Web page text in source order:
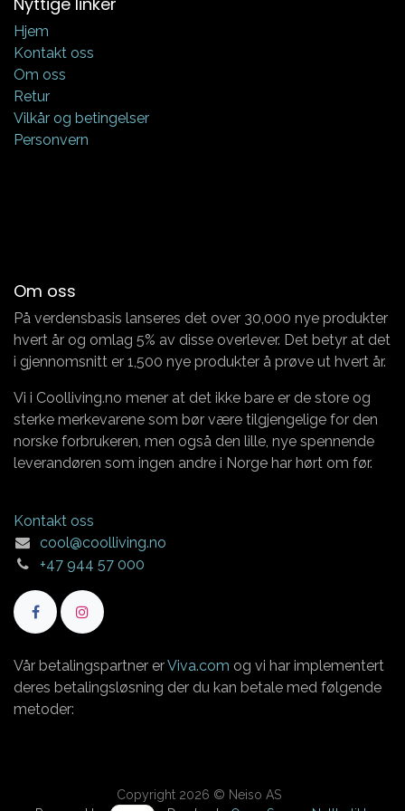
Hjem
Kontakt oss
Om oss
Retur
Vilkår og betingelser
Personvern
Om oss
På verdensbasis lanseres det over 30,000 nye produkter
hvert år og omlag 5% av disse overlever. Det betyr at det
i gjennomsnitt er 1,500 nye produkter å prøve ut hvert år.
Vi i Coolliving.no mener at det ikke bare er de store og
sterke merkevarene som bør være tilgjengelige for den
norske forbrukeren, men også den lille, nye spennende
leverandøren som ingen andre i Norge har hørt om før.
Kontakt oss
cool@coolliving.no
+47 944 57 000
Vår betalingspartner erViva.com og vi har implementert
deres betalingsløsning der du kan betale med følgende
metoder:
Copyright 2026 © Neiso AS